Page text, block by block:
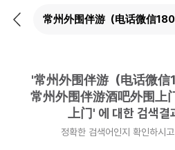
뒤
'常州外围伴游（电话微
常州外围伴游酒吧外围上
上门' 에 대한 검색결
정확한 검색어인지 확인하시